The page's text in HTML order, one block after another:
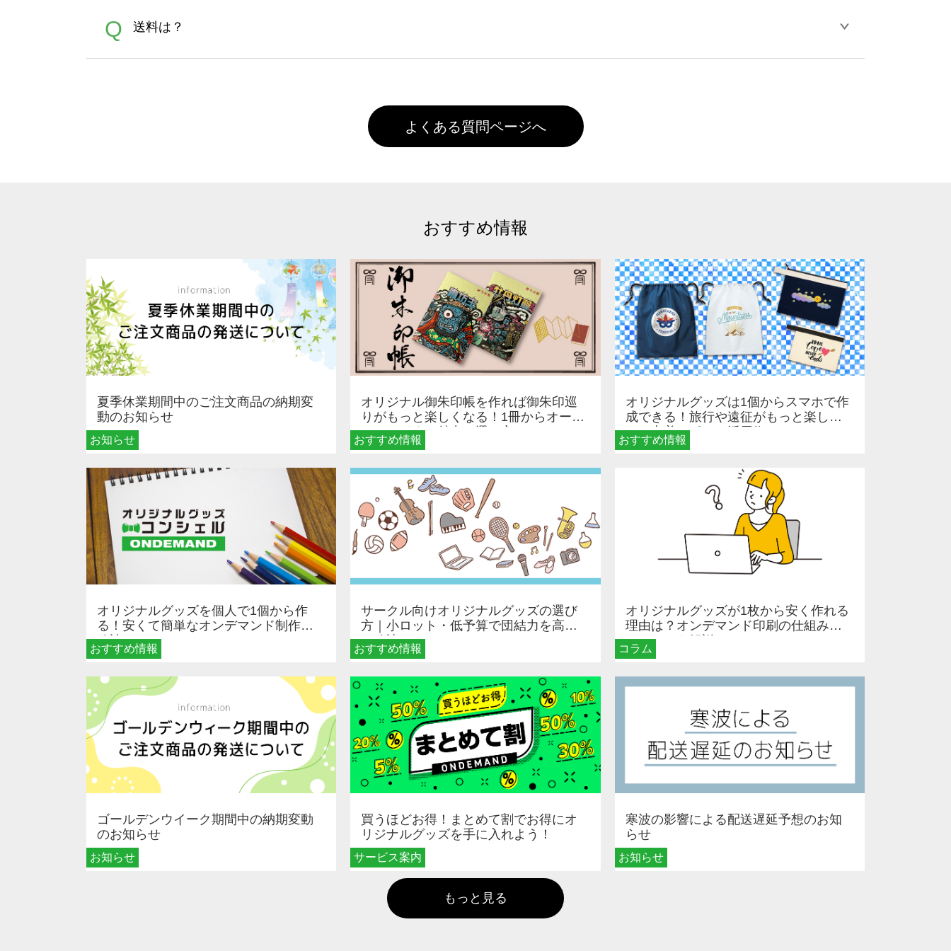
文に関わらず、前処理剤が残った状態でお届けとなる場合がございます。※2 濃色は淡色に比べ処理剤が目立ちやすく、1回の水洗いで
A
Adobeデータ(AI,PSD)で保存して頂き、デザインツール上にアップロードをお願い致します。
Q 送料は？
よくある質問ページへ
おすすめ情報
お知らせ
夏季休業期間中のご注文商品の納期変
動のお知らせ
おすすめ情報
オリジナル御朱印帳を作れば御朱印巡
りがもっと楽しくなる！1冊からオーダ
ーメイドする魅力と選び方
おすすめ情報
オリジナルグッズは1個からスマホで作
成できる！旅行や遠征がもっと楽しく
なる巾着＆ポーチ活用術
おすすめ情報
オリジナルグッズを個人で1個から作
る！安くて簡単なオンデマンド制作の
秘訣
おすすめ情報
サークル向けオリジナルグッズの選び
方｜小ロット・低予算で団結力を高め
る秘訣
コラム
オリジナルグッズが1枚から安く作れる
理由は？オンデマンド印刷の仕組みと
メリットを解説
お知らせ
ゴールデンウイーク期間中の納期変動
のお知らせ
サービス案内
買うほどお得！まとめて割でお得にオ
リジナルグッズを手に入れよう！
お知らせ
寒波の影響による配送遅延予想のお知
らせ
もっと見る